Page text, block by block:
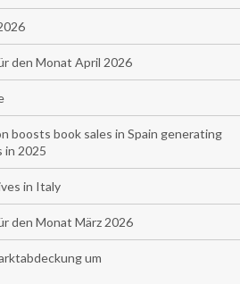
den Monat April 2026
boosts book sales in Spain generating
in 2025
in Italy
den Monat März 2026
um